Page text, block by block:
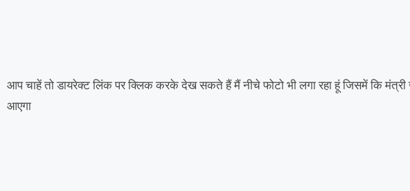
आप चाहें तो डायरेक्ट लिंक पर क्लिक करके देख सकते हैं मैं नीचे फोटो भी लगा रहा हूं जिसमें कि मंत्री
आएगा